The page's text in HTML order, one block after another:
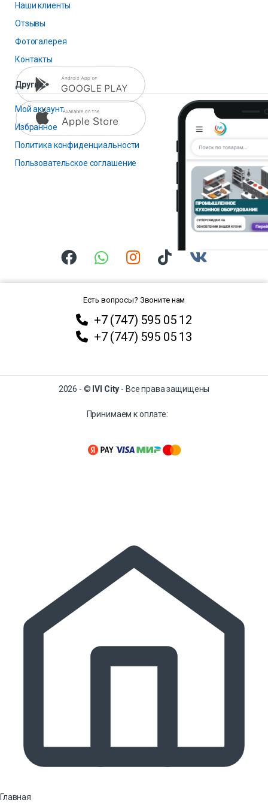
Наши клиенты
Отзывы
Фотогалерея
Контакты
Другие
Мой аккаунт
Избранное
Политика конфиденциальности
Пользовательское соглашение
Есть вопросы? Звоните нам
+7 (747) 595 05 12
+7 (747) 595 05 13
2026 - © IVI City - Все права защищены
Принимаем к оплате:
Главная